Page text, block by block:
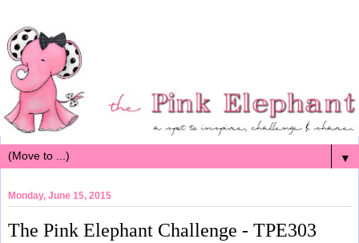
▼
Monday, June 15, 2015
The Pink Elephant Challenge - TPE303